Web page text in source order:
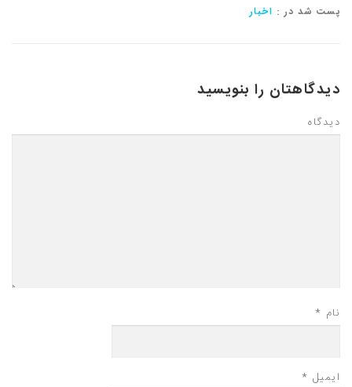
پست شد در : اخبار
دیدگاهتان را بنویسید
دیدگاه
نام *
ایمیل *